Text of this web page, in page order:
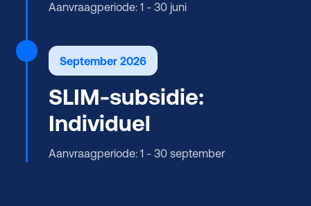
Aanvraagperiode: 1 - 30 juni
September 2026
SLIM-subsidie:
Individuel
Aanvraagperiode: 1 - 30 september